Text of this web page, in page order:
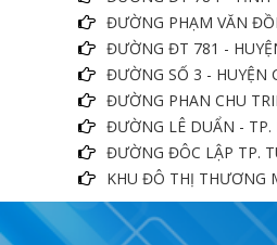
ĐƯỜNG PHẠM VĂN
ĐƯỜNG ĐT 781 -
ĐƯỜNG SỐ 3 - HUYỆN
ĐƯỜNG PHAN CHU
ĐƯỜNG LÊ DUẨN -
ĐƯỜNG ĐÔC LẬP TP.
KHU ĐÔ THỊ THƯƠNG